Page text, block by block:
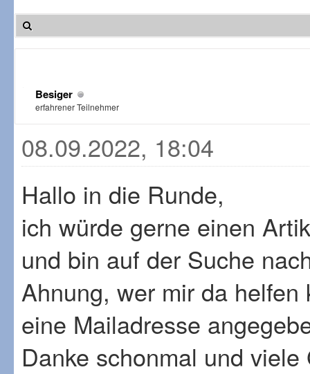
Besiger
erfahrener Teilnehmer
08.09.2022, 18:04
Hallo in die Runde,
ich würde gerne einen
und bin auf der Suche
Ahnung, wer mir da
eine Mailadresse
Danke schonmal und viele